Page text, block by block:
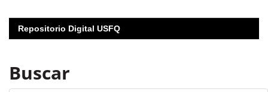
Repositorio Digital USFQ
Buscar